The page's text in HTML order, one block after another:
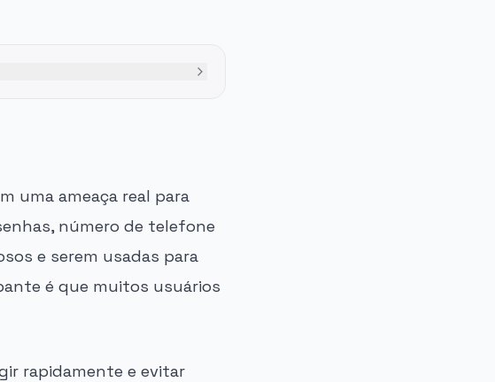
uma ameaça real para
número de telefone
e serem usadas para
é que muitos usuários
rapidamente e evitar